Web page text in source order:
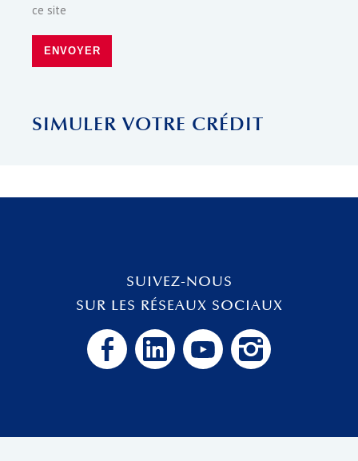
ce site
ENVOYER
SIMULER VOTRE CRÉDIT
SUIVEZ-NOUS
SUR LES RÉSEAUX SOCIAUX